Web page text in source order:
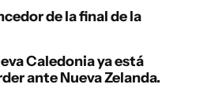
de la final de la
Caledonia ya está
ante Nueva Zelanda.